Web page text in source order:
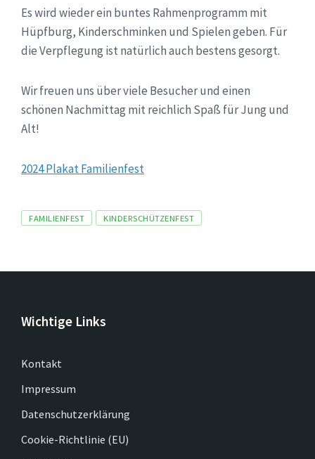
Es wird wieder ein buntes Rahmenprogramm mit
Hüpfburg, Kinderschminken und Spielen geben. Für
die Verpflegung ist natürlich auch bestens gesorgt.
Wir freuen uns über viele Besucher und einen
schönen Nachmittag mit reichlich Spaß für Jung und
Alt!
2024 Plakat Familienfest
Tags
FAMILIENFEST KINDERSCHÜTZENFEST
Wichtige Links
Kontakt
Impressum
Datenschutzerklärung
Cookie-Richtlinie (EU)